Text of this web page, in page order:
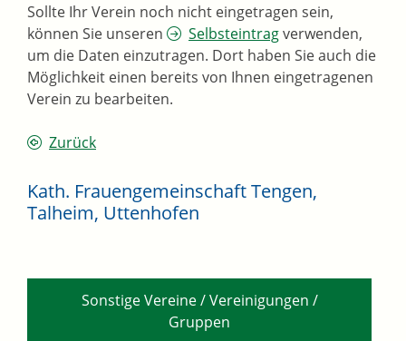
Sollte Ihr Verein noch nicht eingetragen sein,
können Sie unseren
Selbsteintragverwenden,
um die Daten einzutragen. Dort haben Sie auch die
Möglichkeit einen bereits von Ihnen eingetragenen
Verein zu bearbeiten.
Zurück
Kath. Frauengemeinschaft Tengen,
Talheim, Uttenhofen
Sonstige Vereine / Vereinigungen /
Gruppen